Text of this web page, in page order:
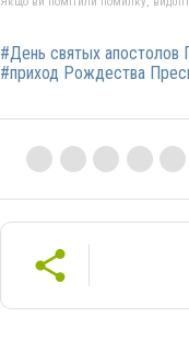
#День святых апостолов
#приход Рождества